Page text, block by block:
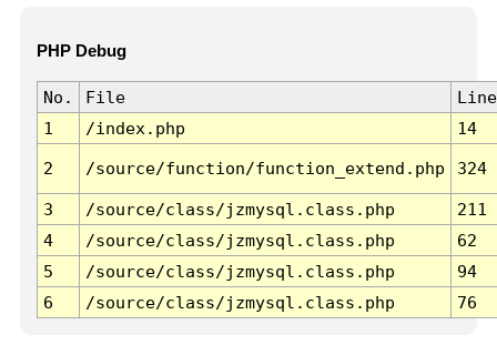
PHP Debug
No. File
Line
1
/index.php 14
2 /source/function/function_extend.php 324
3 /source/class/jzmysql.class.php
211
4
/source/class/jzmysql.class.php
62
5
/source/class/jzmysql.class.php
94
6
/source/class/jzmysql.class.php 76